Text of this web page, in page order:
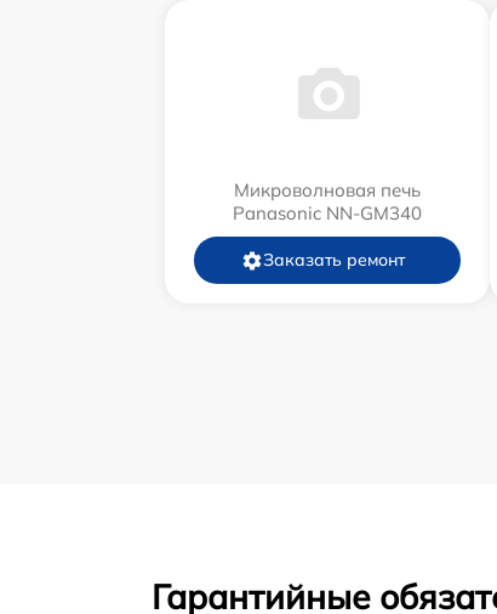
Микроволновая печь
Panasonic NN-GM340
Заказать ремонт
Гарантийные